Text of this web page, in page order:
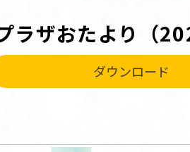
ラザおたより（
ダウンロード